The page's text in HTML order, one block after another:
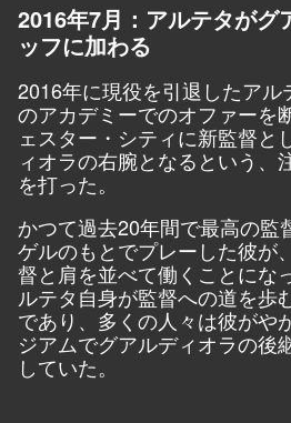
2016年7月：アルテタがグ
ッフに加わる
2016年に現役を引退したア
のアカデミーでのオファーを
ェスター・シティに新監督と
ィオラの右腕となるという、
を打った。
かつて過去20年間で最高の監
ゲルのもとでプレーした彼が
督と肩を並べて働くことにな
ルテタ自身が監督への道を歩
であり、多くの人々は彼がや
ジアムでグアルディオラの後
していた。